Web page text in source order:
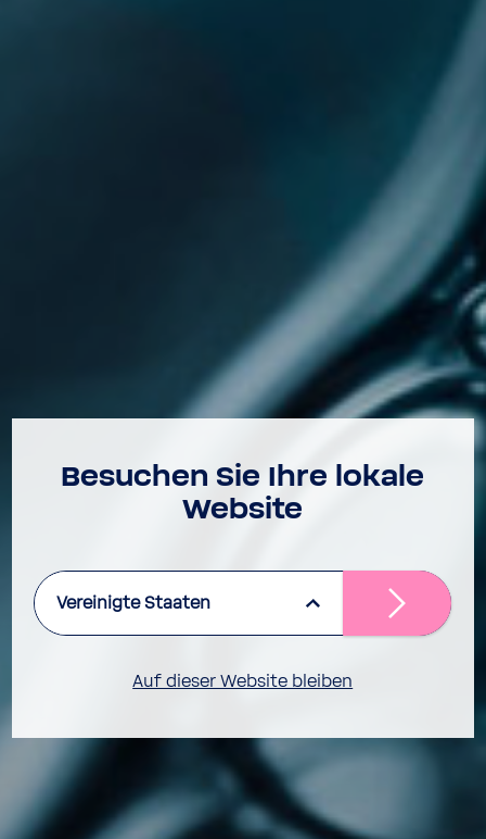
Besu­chen Sie Ihre lokale
Website
Vereinigte Staaten
Auf dieser Website bleiben